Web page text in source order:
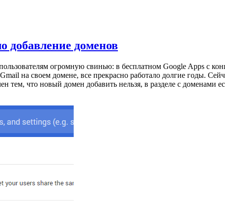
добавление доменов
огромную свинью: в бесплатном Google Apps с
на своем домене, все прекрасно работало долгие годы.
тем, что новый домен добавить нельзя, в разделе с доменами